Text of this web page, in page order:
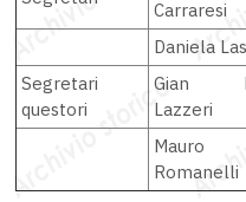
Carraresi
Daniela
Segretari
questori
Gian
Lazzeri
Mauro
Romanelli